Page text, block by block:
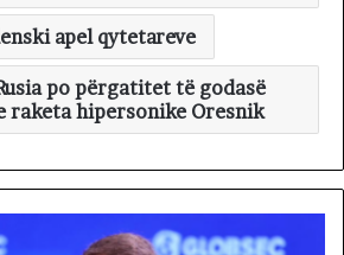
apel qytetareve
po përgatitet të godasë
raketa hipersonike Oresnik